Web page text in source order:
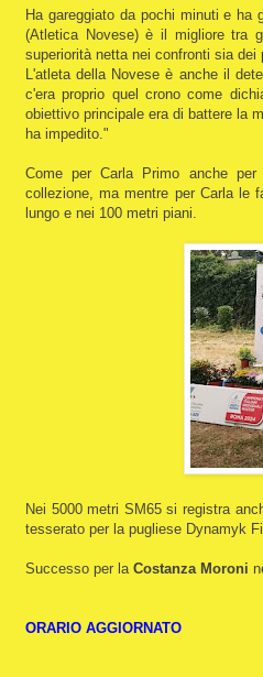
Ha gareggiato da pochi minuti e
(Atletica Novese) è il migliore tra
superiorità netta nei confronti sia dei
L'atleta della Novese è anche il
c'era proprio quel crono come
obiettivo principale era di battere la
ha impedito."
Come per Carla Primo anche
collezione, ma mentre per Carla le
lungo e nei 100 metri piani.
Nei 5000 metri SM65 si registra
tesserato per la pugliese Dynamyk
Successo per la Costanza Moroni
ORARIO AGGIORNATO